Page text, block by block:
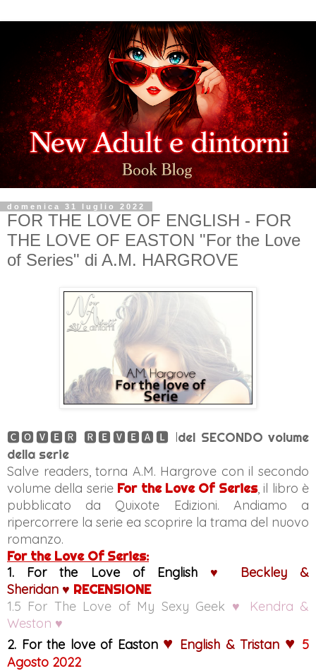
domenica 31 luglio 2022
FOR THE LOVE OF ENGLISH - FOR
THE LOVE OF EASTON "For the Love
of Series" di A.M. HARGROVE
🅲🅾🆅🅴🆁 🆁🅴🆅🅴🅰🅻 ldel SECONDO volume
della serie
Salve readers, torna A.M. Hargrove con il secondo
volume della serie For the Love Of Series, il libro è
pubblicato da Quixote Edizioni. Andiamo a
ripercorrere la serie ea scoprire la trama del nuovo
romanzo.
For the Love Of Series:
1. For the Love of English ♥
Beckley &
Sheridan ♥ RECENSIONE
1.5 For The Love of My Sexy Geek ♥
Kendra &
Weston ♥
2. For the love of Easton ♥ English & Tristan ♥ 5
Agosto 2022